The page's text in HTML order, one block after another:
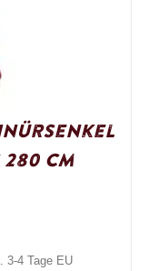
cm
3-4 Tage EU